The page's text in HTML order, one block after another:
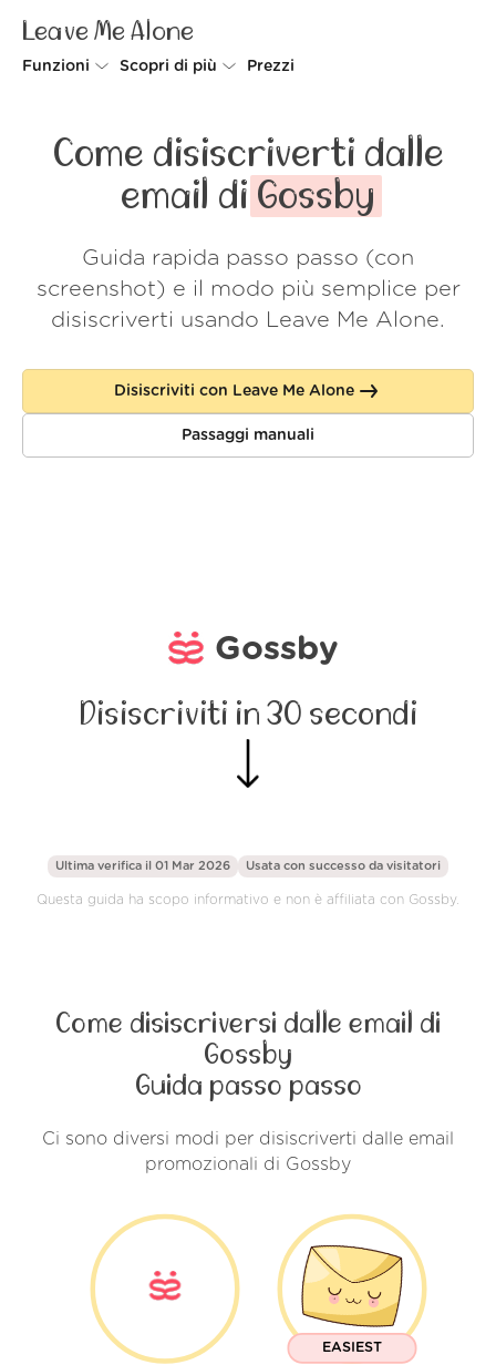
Leave Me Alone
Funzioni
Spam Blocker
Scopri di più
Come funziona
Sicurezza
Wall of Love
Accedi
Prezzi
Come disiscriverti dalle
email di Gossby
Guida rapida passo passo (con
screenshot) e il modo più semplice per
disiscriverti usando Leave Me Alone.
Disiscriviti con Leave Me Alone
Passaggi manuali
Gossby
Disiscriviti in 30 secondi
Ultima verifica il 01 Mar 2026 Usata con successo da visitatori
Questa guida ha scopo informativo e non è affiliata con Gossby.
Come disiscriversi dalle email di
Gossby
Guida passo passo
Ci sono diversi modi per disiscriverti dalle email
promozionali di Gossby
EASIEST